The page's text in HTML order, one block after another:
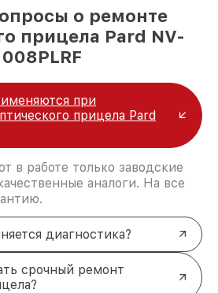
о ремонте
прицела Pard NV-
008PLRF
при
прицела Pard
в работе только заводские
аналоги. На все
диагностика?
срочный ремонт